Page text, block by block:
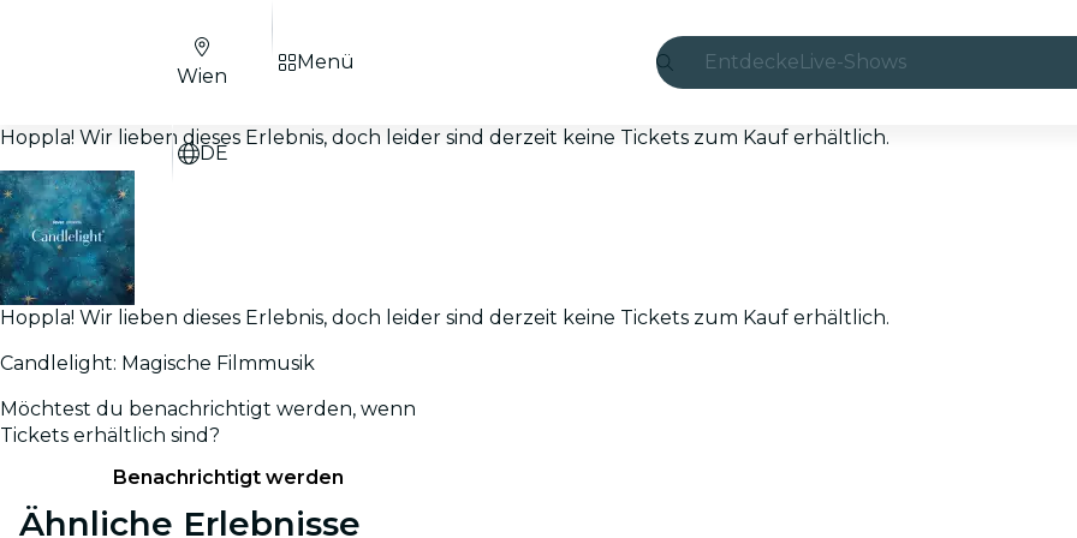
EntdeckeLive-Shows
São Paulo
Wien
DE
Menü
Hoppla! Wir lieben dieses Erlebnis, doch leider sind derzeit keine Tickets zum Kauf erhältlich.
Hoppla! Wir lieben dieses Erlebnis, doch leider sind derzeit keine Tickets zum Kauf erhältlich.
Candlelight: Magische Filmmusik
Möchtest du benachrichtigt werden, wenn
Tickets erhältlich sind?
Benachrichtigt werden
Ähnliche Erlebnisse